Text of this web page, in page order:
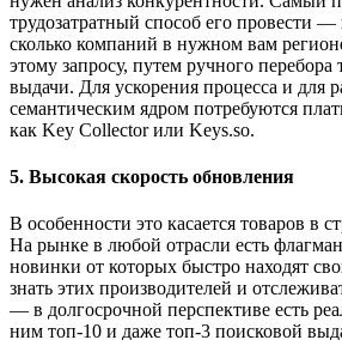
трудозатратный способ его провести
сколько компаний в нужном вам
этому запросу, путем ручного перебора
выдачи. Для ускорения процесса и для
семантическим ядром потребуются
как Key Collector или Keys.so.
5. Высокая скорость обновления
В особенности это касается товаров в
На рынке в любой отрасли есть
новинки от которых быстро находят
знать этих производителей и
— в долгосрочной перспективе есть
ним топ-10 и даже топ-3 поисковой